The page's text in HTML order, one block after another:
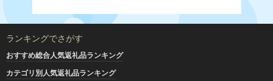
ランキングでさがす
おすすめ総合人気返礼品ランキング
カテゴリ別人気返礼品ランキング